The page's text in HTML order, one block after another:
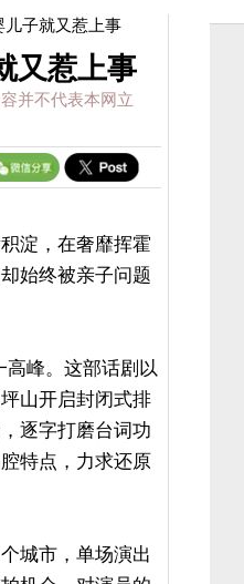
儿子就又惹上事
又惹上事
并不代表本网立
淀，在奢靡挥霍
始终被亲子问题
高峰。这部话剧以
山开启封闭式排
逐字打磨台词功
特点，力求还原
城市，单场演出